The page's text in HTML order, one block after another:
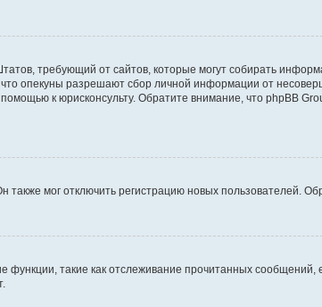
требующий от сайтов, которые могут собирать
опекуны разрешают сбор личной информации от
к юрисконсульту. Обратите внимание, что phpBB
мог отключить регистрацию новых пользователей.
такие как отслеживание прочитанных сообщений,